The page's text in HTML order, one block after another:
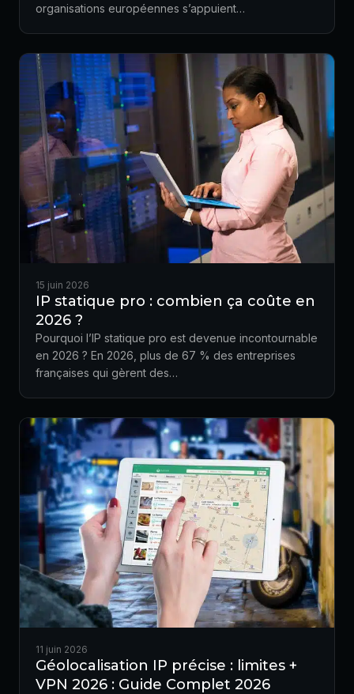
organisations européennes s’appuient…
15 juin 2026
IP statique pro : combien ça coûte en
2026 ?
Pourquoi l’IP statique pro est devenue incontournable
en 2026 ? En 2026, plus de 67 % des entreprises
françaises qui gèrent des…
11 juin 2026
Géolocalisation IP précise : limites +
VPN 2026 : Guide Complet 2026